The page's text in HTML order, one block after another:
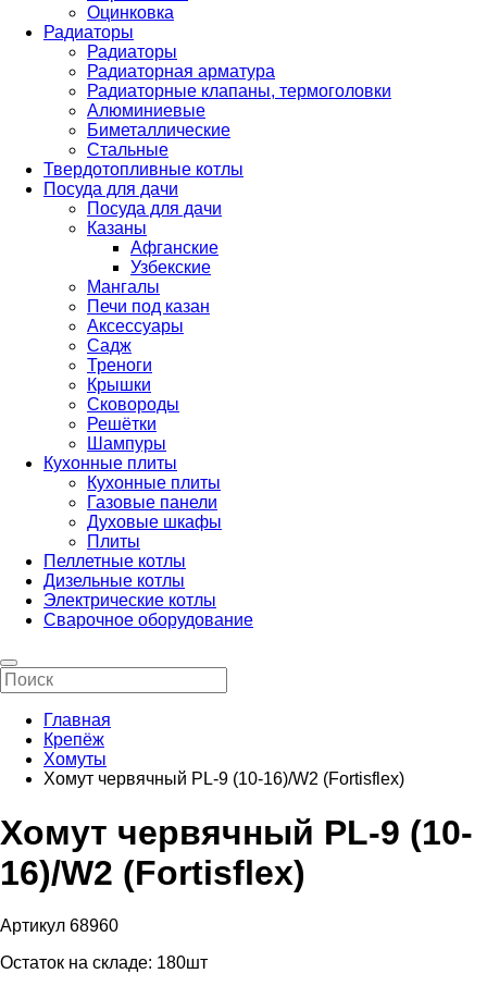
Оцинковка
Радиаторы
Радиаторы
Радиаторная арматура
Радиаторные клапаны, термоголовки
Алюминиевые
Биметаллические
Стальные
Твердотопливные котлы
Посуда для дачи
Посуда для дачи
Казаны
Афганские
Узбекские
Мангалы
Печи под казан
Аксессуары
Садж
Треноги
Крышки
Сковороды
Решётки
Шампуры
Кухонные плиты
Кухонные плиты
Газовые панели
Духовые шкафы
Плиты
Пеллетные котлы
Дизельные котлы
Электрические котлы
Сварочное оборудование
Главная
Крепёж
Хомуты
Хомут червячный PL-9 (10-16)/W2 (Fortisflex)
Хомут червячный PL-9 (10-
16)/W2 (Fortisflex)
Артикул 68960
Остаток на складе: 180шт